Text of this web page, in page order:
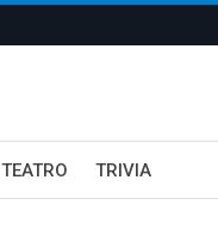
TEATRO TRIVIA